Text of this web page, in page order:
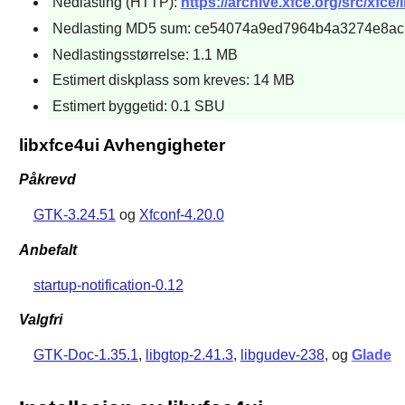
Nedlasting MD5 sum:
Nedlastingsstørrelse: 1.1 MB
Estimert diskplass som kreves: 14 MB
Estimert byggetid: 0.1 SBU
libxfce4ui Avhengigheter
Påkrevd
GTK-3.24.51 og Xfconf-4.20.0
Anbefalt
startup-notification-0.12
Valgfri
GTK-Doc-1.35.1, libgtop-2.41.3, libgudev-238, og Glade